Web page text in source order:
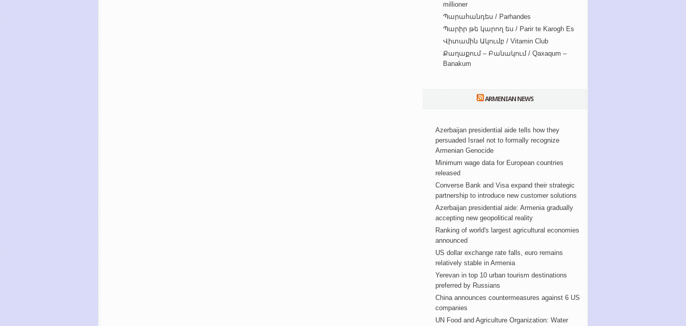
millioner
Պարահանդես / Parhandes
Պարիր թե կարող ես / Parir te Karogh Es
Վիտամին Ակումբ / Vitamin Club
Քաղաքում – Բանակում / Qaxaqum –
Banakum
ARMENIAN NEWS
Azerbaijan presidential aide tells how they
persuaded Israel not to formally recognize
Armenian Genocide
Minimum wage data for European countries
released
Converse Bank and Visa expand their strategic
partnership to introduce new customer solutions
Azerbaijan presidential aide: Armenia gradually
accepting new geopolitical reality
Ranking of world's largest agricultural economies
announced
US dollar exchange rate falls, euro remains
relatively stable in Armenia
Yerevan in top 10 urban tourism destinations
preferred by Russians
China announces countermeasures against 6 US
companies
UN Food and Agriculture Organization: Water